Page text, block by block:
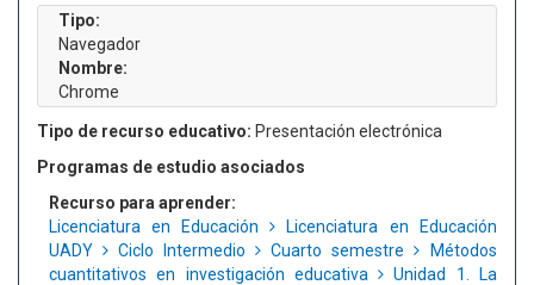
Tipo:
Navegador
Nombre:
Chrome
Tipo de recurso educativo: Presentación electrónica
Programas de estudio asociados
Recurso para aprender:
Licenciatura en Educación
Licenciatura en Educación
UADY
Ciclo Intermedio Cuarto semestre
Métodos
cuantitativos en investigación educativa
Unidad 1. La